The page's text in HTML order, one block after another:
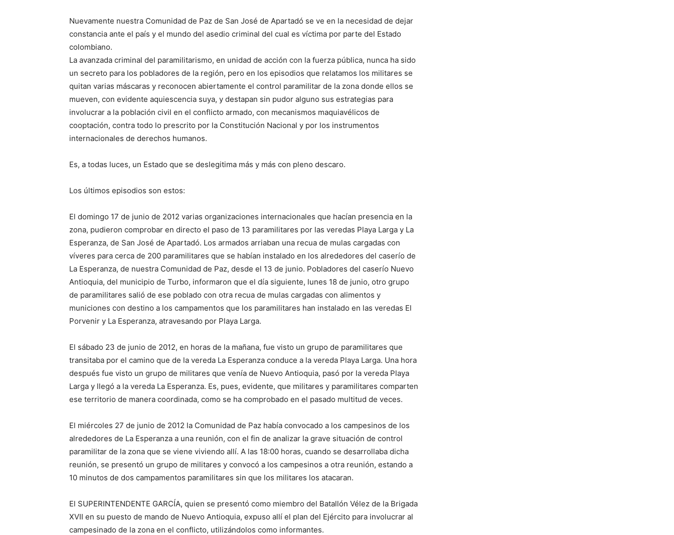
Nuevamente nuestra Comunidad de Paz de San José de Apartadó se ve en la necesidad de dejar
constancia ante el país y el mundo del asedio criminal del cual es víctima por parte del Estado
colombiano.
La avanzada criminal del paramilitarismo, en unidad de acción con la fuerza pública, nunca ha sido
un secreto para los pobladores de la región, pero en los episodios que relatamos los militares se
quitan varias máscaras y reconocen abiertamente el control paramilitar de la zona donde ellos se
mueven, con evidente aquiescencia suya, y destapan sin pudor alguno sus estrategias para
involucrar a la población civil en el conflicto armado, con mecanismos maquiavélicos de
cooptación, contra todo lo prescrito por la Constitución Nacional y por los instrumentos
internacionales de derechos humanos.
Es, a todas luces, un Estado que se deslegitima más y más con pleno descaro.
Los últimos episodios son estos:
El domingo 17 de junio de 2012 varias organizaciones internacionales que hacían presencia en la
zona, pudieron comprobar en directo el paso de 13 paramilitares por las veredas Playa Larga y La
Esperanza, de San José de Apartadó. Los armados arriaban una recua de mulas cargadas con
víveres para cerca de 200 paramilitares que se habían instalado en los alrededores del caserío de
La Esperanza, de nuestra Comunidad de Paz, desde el 13 de junio. Pobladores del caserío Nuevo
Antioquia, del municipio de Turbo, informaron que el día siguiente, lunes 18 de junio, otro grupo
de paramilitares salió de ese poblado con otra recua de mulas cargadas con alimentos y
municiones con destino a los campamentos que los paramilitares han instalado en las veredas El
Porvenir y La Esperanza, atravesando por Playa Larga.
El sábado 23 de junio de 2012, en horas de la mañana, fue visto un grupo de paramilitares que
transitaba por el camino que de la vereda La Esperanza conduce a la vereda Playa Larga. Una hora
después fue visto un grupo de militares que venía de Nuevo Antioquia, pasó por la vereda Playa
Larga y llegó a la vereda La Esperanza. Es, pues, evidente, que militares y paramilitares comparten
ese territorio de manera coordinada, como se ha comprobado en el pasado multitud de veces.
El miércoles 27 de junio de 2012 la Comunidad de Paz había convocado a los campesinos de los
alrededores de La Esperanza a una reunión, con el fin de analizar la grave situación de control
paramilitar de la zona que se viene viviendo allí. A las 18:00 horas, cuando se desarrollaba dicha
reunión, se presentó un grupo de militares y convocó a los campesinos a otra reunión, estando a
10 minutos de dos campamentos paramilitares sin que los militares los atacaran.
El SUPERINTENDENTE GARCÍA, quien se presentó como miembro del Batallón Vélez de la Brigada
XVII en su puesto de mando de Nuevo Antioquia, expuso allí el plan del Ejército para involucrar al
campesinado de la zona en el conflicto, utilizándolos como informantes.